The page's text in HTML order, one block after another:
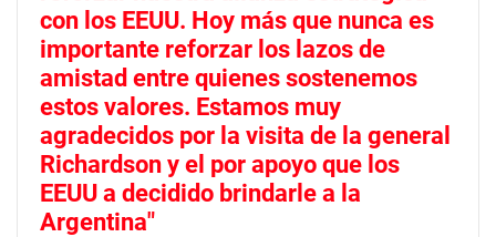
con los EEUU. Hoy más que nunca es
importante reforzar los lazos de
amistad entre quienes sostenemos
estos valores. Estamos muy
agradecidos por la visita de la general
Richardson y el por apoyo que los
EEUU a decidido brindarle a la
Argentina"